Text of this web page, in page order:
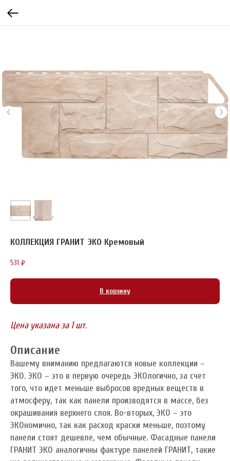
КОЛЛЕКЦИЯ ГРАНИТ ЭКО Кремовый
531 ₽
В корзину
Цена указана за 1 шт.
Описание
Вашему вниманию предлагаются новые коллекции –
ЭКО. ЭКО – это в первую очередь ЭКОлогично, за счет
того, что идет меньше выбросов вредных веществ в
атмосферу, так как панели производятся в массе, без
окрашивания верхнего слоя. Во-вторых, ЭКО – это
ЭКОномично, так как расход краски меньше, поэтому
панели стоят дешевле, чем обычные. Фасадные панели
ГРАНИТ ЭКО аналогичны фактуре панелей ГРАНИТ, такие